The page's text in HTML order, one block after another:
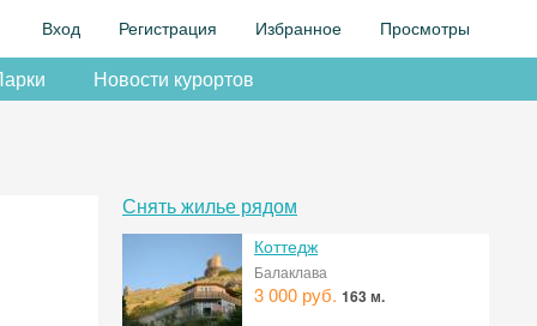
Вход Регистрация Избранное Просмотры
Новости курортов
Снять жилье рядом
Коттедж
Балаклава
3 000 руб. 163 м.